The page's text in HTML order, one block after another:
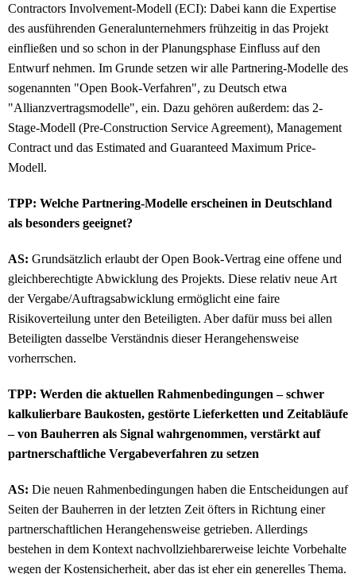
Contractors Involvement-Modell (ECI): Dabei kann die Expertise
des ausführenden Generalunternehmers frühzeitig in das Projekt
einfließen und so schon in der Planungsphase Einfluss auf den
Entwurf nehmen. Im Grunde setzen wir alle Partnering-Modelle des
sogenannten "Open Book-Verfahren", zu Deutsch etwa
"Allianzvertragsmodelle", ein. Dazu gehören außerdem: das 2-
Stage-Modell (Pre-Construction Service Agreement), Management
Contract und das Estimated and Guaranteed Maximum Price-
Modell.
TPP: Welche Partnering-Modelle erscheinen in Deutschland
als besonders geeignet?
AS: Grundsätzlich erlaubt der Open Book-Vertrag eine offene und
gleichberechtigte Abwicklung des Projekts. Diese relativ neue Art
der Vergabe/Auftragsabwicklung ermöglicht eine faire
Risikoverteilung unter den Beteiligten. Aber dafür muss bei allen
Beteiligten dasselbe Verständnis dieser Herangehensweise
vorherrschen.
TPP: Werden die aktuellen Rahmenbedingungen – schwer
kalkulierbare Baukosten, gestörte Lieferketten und Zeitabläufe
– von Bauherren als Signal wahrgenommen, verstärkt auf
partnerschaftliche Vergabeverfahren zu setzen
AS: Die neuen Rahmenbedingungen haben die Entscheidungen auf
Seiten der Bauherren in der letzten Zeit öfters in Richtung einer
partnerschaftlichen Herangehensweise getrieben. Allerdings
bestehen in dem Kontext nachvollziehbarerweise leichte Vorbehalte
wegen der Kostensicherheit, aber das ist eher ein generelles Thema.